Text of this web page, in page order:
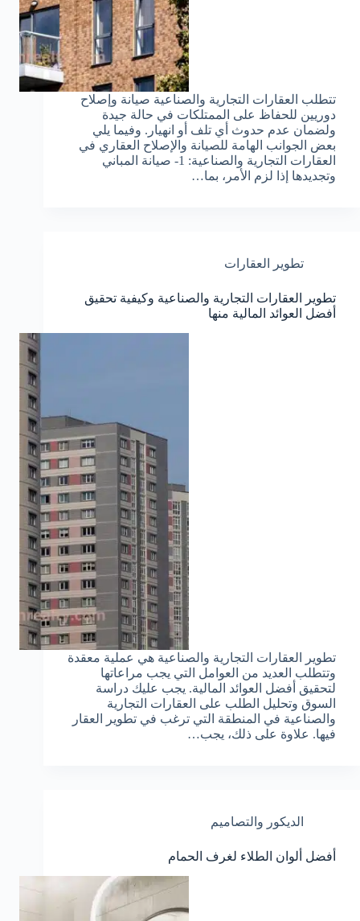
تتطلب العقارات التجارية والصناعية صيانة وإصلاح
دوريين للحفاظ على الممتلكات في حالة جيدة
ولضمان عدم حدوث أي تلف أو انهيار. وفيما يلي
بعض الجوانب الهامة للصيانة والإصلاح العقاري في
العقارات التجارية والصناعية: 1- صيانة المباني
وتجديدها إذا لزم الأمر، بما…
تطوير العقارات
تطوير العقارات التجارية والصناعية وكيفية تحقيق
أفضل العوائد المالية منها
تطوير العقارات التجارية والصناعية هي عملية معقدة
وتتطلب العديد من العوامل التي يجب مراعاتها
لتحقيق أفضل العوائد المالية. يجب عليك دراسة
السوق وتحليل الطلب على العقارات التجارية
والصناعية في المنطقة التي ترغب في تطوير العقار
فيها. علاوة على ذلك، يجب…
الديكور والتصاميم
أفضل ألوان الطلاء لغرف الحمام